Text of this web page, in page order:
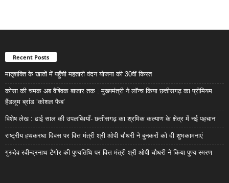
Recent Posts
मातृशक्ति के खातों में पहुँची महतारी वंदन योजना की 30वीं किस्त
कोसा की चमक अब वैश्विक बाजार तक : मुख्यमंत्री ने लॉन्च किया छत्तीसगढ़ का प्रीमियम
हैंडलूम ब्रांड ‘कोशल फैब’
विशेष लेख : ढाई साल की उपलब्धियाँ- छत्तीसगढ़ का श्रमिक कल्याण के क्षेत्र में नई पहचान
राष्ट्रीय हथकरघा दिवस पर वित्त मंत्री श्री ओपी चौधरी ने बुनकरों को दी शुभकामनाएं
गुरुदेव रवीन्द्रनाथ टैगोर की पुण्यतिथि पर वित्त मंत्री श्री ओपी चौधरी ने किया पुण्य स्मरण